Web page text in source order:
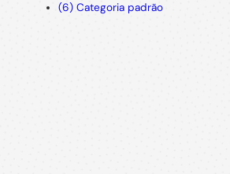
(6) Categoria padrão